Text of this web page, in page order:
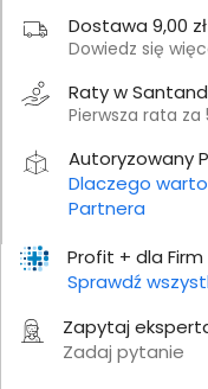
Profit + dla Firm
Sprawdź
Zapytaj
Zadaj pytanie
Dostawa 9,00 zł
Dowiedz się
Raty w
Pierwsza rata
Autoryzowany
Dlaczego
Partnera